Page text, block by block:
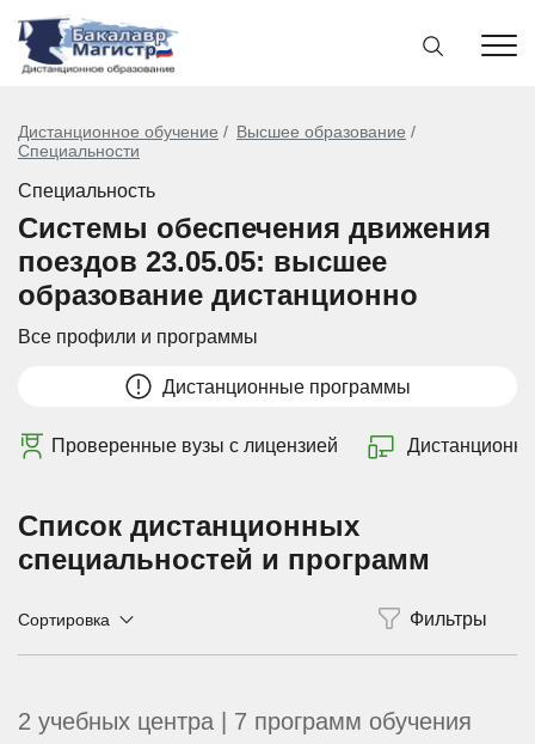
Дистанционное обучение
Высшее образование
Специальности
Специальность
Системы обеспечения движения
поездов 23.05.05: высшее
образование дистанционно
Все профили и программы
Дистанционные программы
Проверенные вузы с лицензией Дистанционно
Список дистанционных
специальностей и программ
Сортировка
2 учебных центра | 7 программ обучения